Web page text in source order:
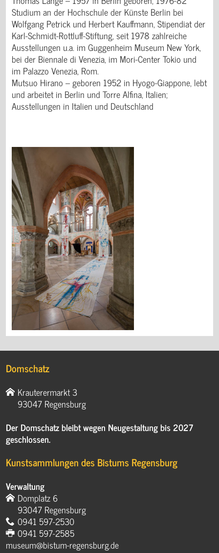
Studium an der Hochschule der Künste Berlin bei
Wolfgang Petrick und Herbert Kauffmann, Stipendiat der
Karl-Schmidt-Rottluff-Stiftung, seit 1978 zahlreiche
Ausstellungen u.a. im Guggenheim Museum New York,
bei der Biennale di Venezia, im Mori-Center Tokio und
im Palazzo Venezia, Rom.
Mutsuo Hirano – geboren 1952 in Hyogo-Giappone, lebt
und arbeitet in Berlin und Torre Alfina, Italien;
Ausstellungen in Italien und Deutschland
Domschatz
Krauterermarkt 3
93047 Regensburg
Der Domschatz bleibt wegen Neugestaltung bis 2027
geschlossen.
Kunstsammlungen des Bistums Regensburg
Verwaltung
Domplatz 6
93047 Regensburg
0941 597-2530
0941 597-2585
museum@bistum-regensburg.de